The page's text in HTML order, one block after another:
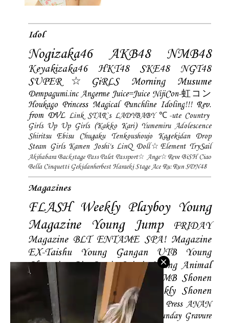
Idol
Nogizaka46 AKB48 NMB48
Keyakizaka46 HKT48 SKE48
NGT48
SUPER☆GiRLS
Morning Musume
Dempagumi.inc Angerme Juice=Juice NijiCon-虹コン
Houkago Princess Magical Punchline Idoling!!! Rev.
from DVL Link STAR`s LADYBABY ℃-ute Country
Girls Up Up Girls (Kakko Kari) Yumemiru Adolescence
Shiritsu Ebisu Chugaku
Tenkoushoujo Kagekidan
Drop
Steam Girls Kamen Joshi's LinQ Doll☆Element TrySail
Akihabara Backstage Pass Palet Passport☆ Ange☆Reve BiSH Ciao
Bella Cinquetti Gekidanherbest Haraeki Stage Ace Ru:Run SDN48
Magazines
FLASH Weekly Playboy Young
Magazine
Young Jump
FRIDAY
Magazine BLT ENTAME SPA! Magazine
EX-Taishu
Young Gangan UTB
Young
Champion Big Comic Spirtis Young Animal
Shonen Magazine
BUBKA BOMB Shonen
Champion
Manga Action
Weekly Shonen
Sunday
Photobooks BRODY Hustle Press ANAN
Magazine
SMART Magazine Young Sunday Gravure